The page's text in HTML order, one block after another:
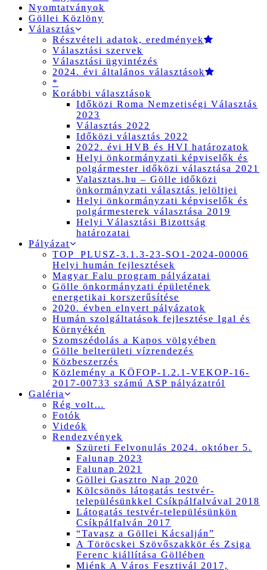
Nyomtatványok
Göllei Közlöny
Választás
Részvételi adatok, eredmények
Választási szervek
Választási ügyintézés
2024. évi általános választások
*
Korábbi választások
Időközi Roma Nemzetiségi Választás
2023
Választás 2022
Időközi választás 2022
2022. évi HVB és HVI határozatok
Helyi önkormányzati képviselők és
polgármester időközi választása 2021
Valasztas.hu – Gölle időközi
önkormányzati választás jelöltjei
Helyi önkormányzati képviselők és
polgármesterek választása 2019
Helyi Választási Bizottság
határozatai
Pályázat
TOP_PLUSZ-3.1.3-23-SO1-2024-00006
Helyi humán fejlesztések
Magyar Falu program pályázatai
Gölle önkormányzati épületének
energetikai korszerűsítése
2020. évben elnyert pályázatok
Humán szolgáltatások fejlesztése Igal és
Környékén
Szomszédolás a Kapos völgyében
Gölle belterületi vízrendezés
Közbeszerzés
Közlemény a KÖFOP-1.2.1-VEKOP-16-
2017-00733 számú ASP pályázatról
Galéria
Rég volt…
Fotók
Videók
Rendezvények
Szüreti Felvonulás 2024. október 5.
Falunap 2023
Falunap 2021
Göllei Gasztro Nap 2020
Kölcsönös látogatás testvér-
településünkkel Csíkpálfalvával 2018
Látogatás testvér-településünkön
Csíkpálfalván 2017
“Tavasz a Göllei Kácsalján”
A Töröcskei Szövőszakkör és Zsiga
Ferenc kiállítása Göllében
Miénk A Város Fesztivál 2017,